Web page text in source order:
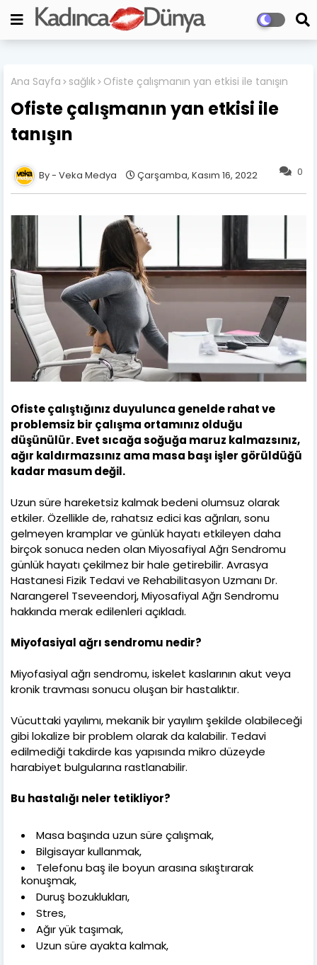
Ana Sayfa sağlık Ofiste çalışmanın yan etkisi ile tanışın
Ofiste çalışmanın yan etkisi ile
tanışın
0
Veka Medya Çarşamba, Kasım 16, 2022
Ofiste çalıştığınız duyulunca genelde rahat ve
problemsiz bir çalışma ortamınız olduğu
düşünülür. Evet sıcağa soğuğa maruz kalmazsınız,
ağır kaldırmazsınız ama masa başı işler görüldüğü
kadar masum değil.
Uzun süre hareketsiz kalmak bedeni olumsuz olarak
etkiler. Özellikle de, rahatsız edici kas ağrıları, sonu
gelmeyen kramplar ve günlük hayatı etkileyen daha
birçok sonuca neden olan Miyosafiyal Ağrı Sendromu
günlük hayatı çekilmez bir hale getirebilir. Avrasya
Hastanesi Fizik Tedavi ve Rehabilitasyon Uzmanı Dr.
Narangerel Tseveendorj, Miyosafiyal Ağrı Sendromu
hakkında merak edilenleri açıkladı.
Miyofasiyal ağrı sendromu nedir?
Miyofasiyal ağrı sendromu, iskelet kaslarının akut veya
kronik travması sonucu oluşan bir hastalıktır.
Vücuttaki yayılımı, mekanik bir yayılım şekilde olabileceği
gibi lokalize bir problem olarak da kalabilir. Tedavi
edilmediği takdirde kas yapısında mikro düzeyde
harabiyet bulgularına rastlanabilir.
Bu hastalığı neler tetikliyor?
Masa başında uzun süre çalışmak,
Bilgisayar kullanmak,
Telefonu baş ile boyun arasına sıkıştırarak
konuşmak,
Duruş bozuklukları,
Stres,
Ağır yük taşımak,
Uzun süre ayakta kalmak,